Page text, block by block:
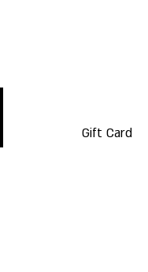
Gift Card